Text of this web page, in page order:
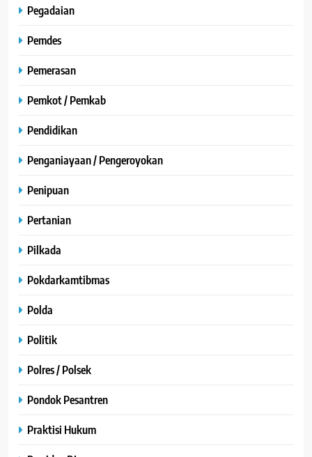
Pegadaian
Pemdes
Pemerasan
Pemkot / Pemkab
Pendidikan
Penganiayaan / Pengeroyokan
Penipuan
Pertanian
Pilkada
Pokdarkamtibmas
Polda
Politik
Polres / Polsek
Pondok Pesantren
Praktisi Hukum